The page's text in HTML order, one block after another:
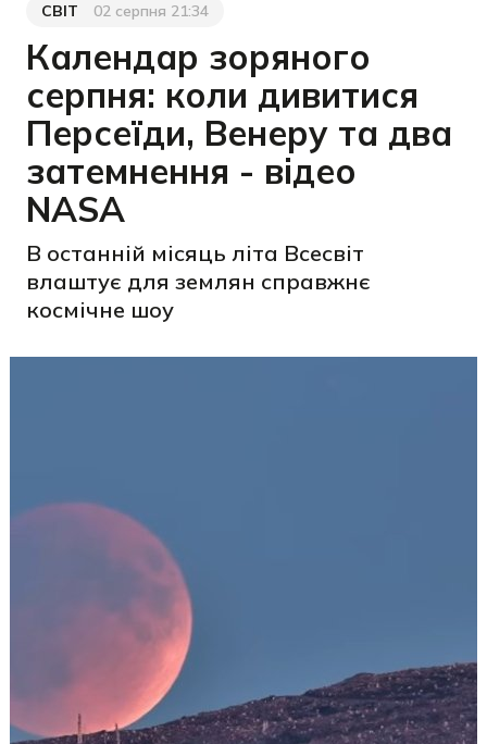
Категорія
СВІТ
Дата публікації
02 серпня 21:34
Календар зоряного
серпня: коли дивитися
Персеїди, Венеру та два
затемнення - відео
NASA
В останній місяць літа Всесвіт
влаштує для землян справжнє
космічне шоу